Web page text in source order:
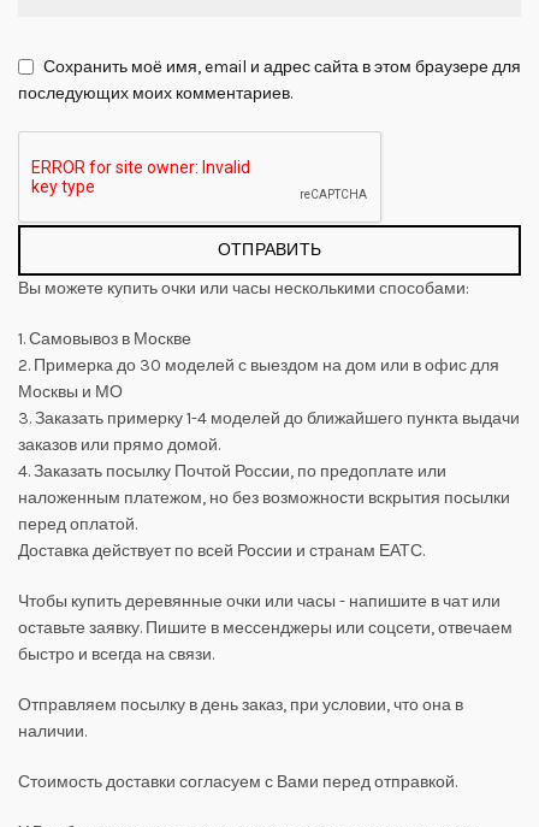
Сохранить моё имя, email и адрес сайта в этом браузере для
последующих моих комментариев.
Вы можете купить очки или часы несколькими способами:
1. Самовывоз в Москве
2. Примерка до 30 моделей с выездом на дом или в офис для
Москвы и МО
3. Заказать примерку 1-4 моделей до ближайшего пункта выдачи
заказов или прямо домой.
4. Заказать посылку Почтой России, по предоплате или
наложенным платежом, но без возможности вскрытия посылки
перед оплатой.
Доставка действует по всей России и странам ЕАТС.
Чтобы купить деревянные очки или часы - напишите в чат или
оставьте заявку. Пишите в мессенджеры или соцсети, отвечаем
быстро и всегда на связи.
Отправляем посылку в день заказ, при условии, что она в
наличии.
Стоимость доставки согласуем с Вами перед отправкой.